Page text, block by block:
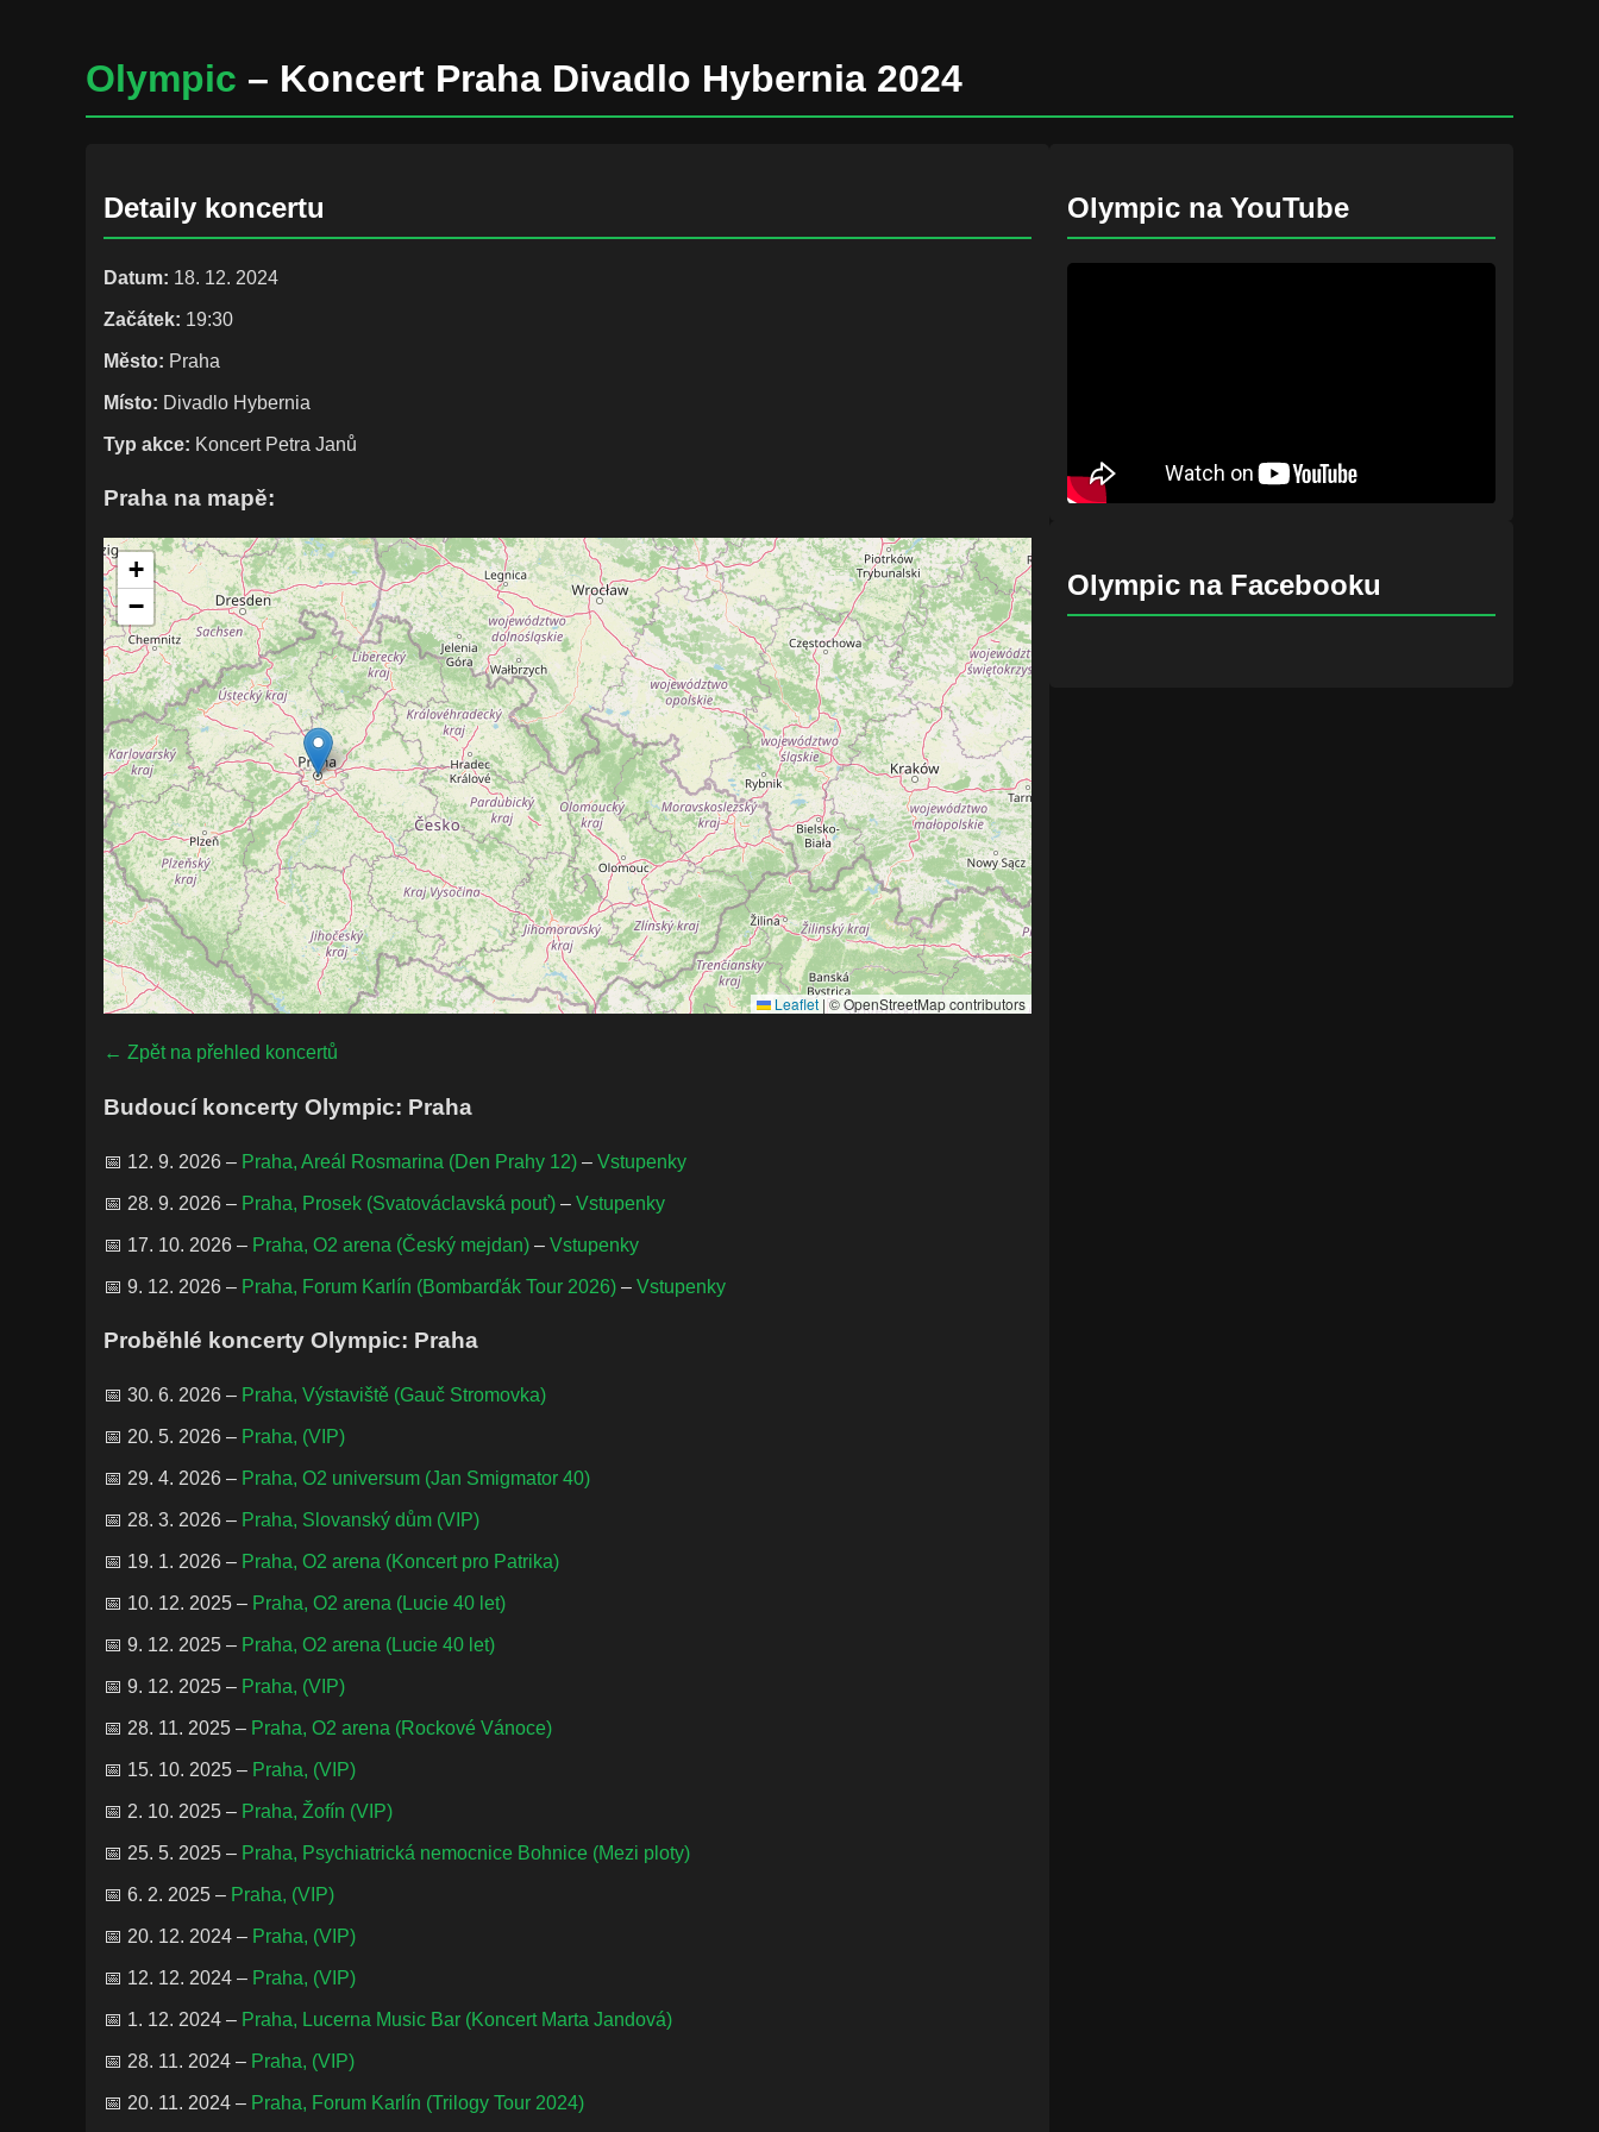
Olympic – Koncert Praha Divadlo Hybernia 2024
Detaily koncertu
Datum: 18. 12. 2024
Začátek: 19:30
Město: Praha
Místo: Divadlo Hybernia
Typ akce: Koncert Petra Janů
Praha na mapě:
+
−
Leaflet |© OpenStreetMap contributors
← Zpět na přehled koncertů
Budoucí koncerty Olympic: Praha
📅 12. 9. 2026 – Praha, Areál Rosmarina (Den Prahy 12) – Vstupenky
📅 28. 9. 2026 – Praha, Prosek (Svatováclavská pouť) – Vstupenky
📅 17. 10. 2026 – Praha, O2 arena (Český mejdan) – Vstupenky
📅 9. 12. 2026 – Praha, Forum Karlín (Bombarďák Tour 2026) – Vstupenky
Proběhlé koncerty Olympic: Praha
📅 30. 6. 2026 – Praha, Výstaviště (Gauč Stromovka)
📅 20. 5. 2026 – Praha, (VIP)
📅 29. 4. 2026 – Praha, O2 universum (Jan Smigmator 40)
📅 28. 3. 2026 – Praha, Slovanský dům (VIP)
📅 19. 1. 2026 – Praha, O2 arena (Koncert pro Patrika)
📅 10. 12. 2025 – Praha, O2 arena (Lucie 40 let)
📅 9. 12. 2025 – Praha, O2 arena (Lucie 40 let)
📅 9. 12. 2025 – Praha, (VIP)
📅 28. 11. 2025 – Praha, O2 arena (Rockové Vánoce)
📅 15. 10. 2025 – Praha, (VIP)
📅 2. 10. 2025 – Praha, Žofín (VIP)
📅 25. 5. 2025 – Praha, Psychiatrická nemocnice Bohnice (Mezi ploty)
📅 6. 2. 2025 – Praha, (VIP)
📅 20. 12. 2024 – Praha, (VIP)
📅 12. 12. 2024 – Praha, (VIP)
📅 1. 12. 2024 – Praha, Lucerna Music Bar (Koncert Marta Jandová)
📅 28. 11. 2024 – Praha, (VIP)
📅 20. 11. 2024 – Praha, Forum Karlín (Trilogy Tour 2024)
Olympic na YouTube
Olympic na Facebooku